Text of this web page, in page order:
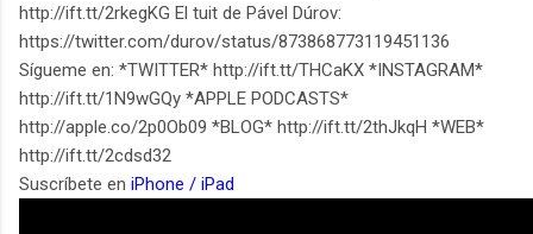
http://ift.tt/2rkegKG El tuit de Pável Dúrov:
https://twitter.com/durov/status/873868773119451136
Sígueme en: *TWITTER* http://ift.tt/THCaKX *INSTAGRAM*
http://ift.tt/1N9wGQy *APPLE PODCASTS*
http://apple.co/2p0Ob09 *BLOG* http://ift.tt/2thJkqH *WEB*
http://ift.tt/2cdsd32
Suscríbete en iPhone / iPad